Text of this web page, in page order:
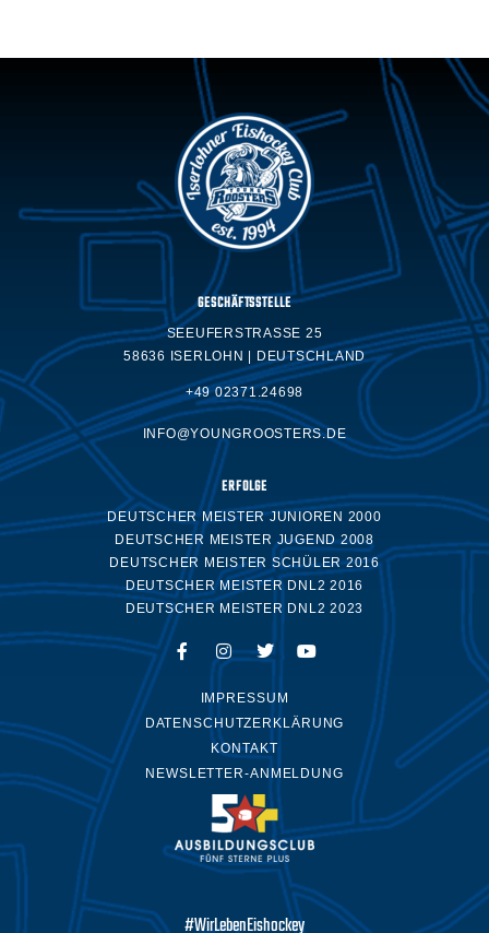
GESCHÄFTSSTELLE
SEEUFERSTRASSE 25
58636 ISERLOHN | DEUTSCHLAND
+49 02371.24698
INFO@YOUNGROOSTERS.DE
ERFOLGE
DEUTSCHER MEISTER JUNIOREN 2000
DEUTSCHER MEISTER JUGEND 2008
DEUTSCHER MEISTER SCHÜLER 2016
DEUTSCHER MEISTER DNL2 2016
DEUTSCHER MEISTER DNL2 2023
IMPRESSUM
DATENSCHUTZERKLÄRUNG
KONTAKT
NEWSLETTER-ANMELDUNG
#WirLebenEishockey